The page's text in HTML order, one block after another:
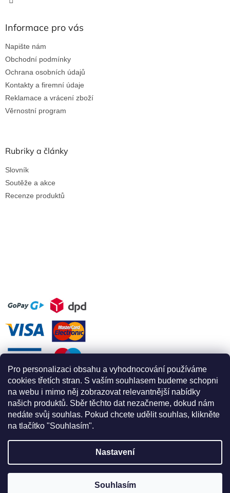
Pro personalizaci obsahu a vyhodnocování používáme
cookies třetích stran. S vaším souhlasem budeme schopni
na webu i mimo něj zobrazovat relevantnější nabídky
našich produktů. Sběr těchto dat nezačneme, dokud nám
nedáte svůj souhlas. Pokud chcete udělit souhlas, klikněte
na tlačítko "Souhlasím".
Nastavení
Souhlasím
Informace pro vás
Napište nám
Obchodní podmínky
Ochrana osobních údajů
Kontakty a firemní údaje
Reklamace a vrácení zboží
Věrnostní program
Rubriky a články
Slovník
Soutěže a akce
Recenze produktů
Vytvořil Shoptet
Apex for climbing. Všechna práva vyhrazena.